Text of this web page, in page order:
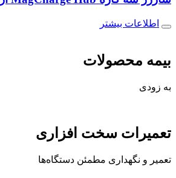
اطلاعات بیشتر
بیمه محصولات
به زودی
تعمیرات سخت افزاری
تعمیر و نگهداری مطمئن دستگاه‌ها